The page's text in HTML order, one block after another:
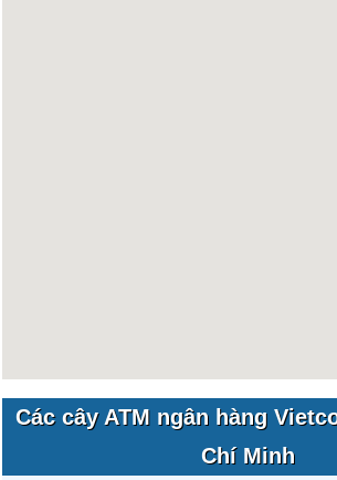
Các cây ATM ngân hàng
Chí Minh